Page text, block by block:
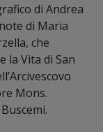
di Andrea
di Maria
che
la Vita di San
Mons.